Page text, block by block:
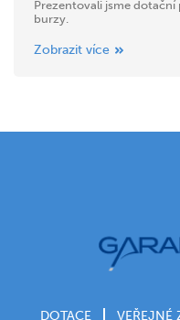
Prezentovali jsme dotační
burzy.
Zobrazit více
DOTACE VEŘEJNÉ